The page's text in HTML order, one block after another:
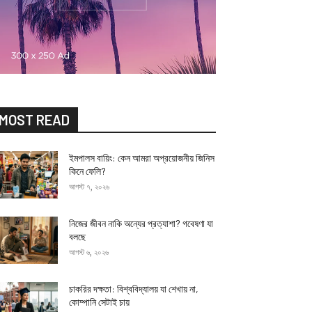
READ
ইমপালস বায়িং: কেন আমরা অপ্রয়োজনীয় জিনিস
কিনে ফেলি?
আগস্ট ৭, ২০২৬
নিজের জীবন নাকি অন্যের প্রত্যাশা? গবেষণা যা
বলছে
আগস্ট ৬, ২০২৬
চাকরির দক্ষতা: বিশ্ববিদ্যালয় যা শেখায় না,
কোম্পানি সেটাই চায়